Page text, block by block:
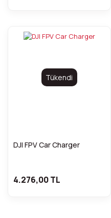
Tükendi
DJI FPV Car Charger
4.276,00 TL